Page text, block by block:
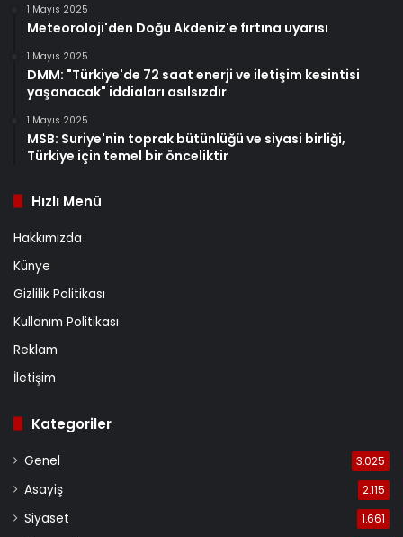
1 Mayıs 2025
Meteoroloji'den Doğu Akdeniz'e fırtına uyarısı
1 Mayıs 2025
DMM: "Türkiye'de 72 saat enerji ve iletişim kesintisi
yaşanacak" iddiaları asılsızdır
1 Mayıs 2025
MSB: Suriye'nin toprak bütünlüğü ve siyasi birliği,
Türkiye için temel bir önceliktir
Hızlı Menü
Hakkımızda
Künye
Gizlilik Politikası
Kullanım Politikası
Reklam
İletişim
Kategoriler
Genel 3.025
Asayiş 2.115
Siyaset 1.661